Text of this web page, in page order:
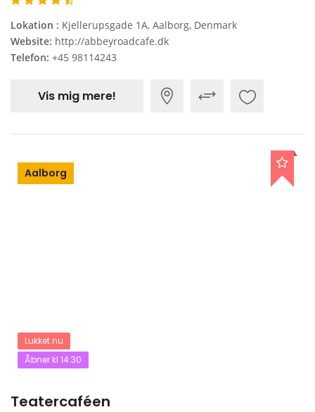
Lokation : Kjellerupsgade 1A, Aalborg, Denmark
Website: http://abbeyroadcafe.dk
Telefon: +45 98114243
Vis mig mere!
Aalborg
Lukket nu
Åbner kl 14:30
Teatercaféen